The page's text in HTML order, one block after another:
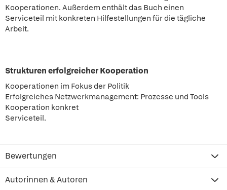
Kooperationen. Außerdem enthält das Buch einen
Serviceteil mit konkreten Hilfestellungen für die tägliche
Arbeit.
Strukturen erfolgreicher Kooperation
Kooperationen im Fokus der Politik
Erfolgreiches Netzwerkmanagement: Prozesse und Tools
Kooperation konkret
Serviceteil.
Bewertungen
Autorinnen & Autoren